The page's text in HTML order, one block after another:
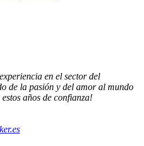
en el sector del
de la pasión y del amor al mundo
años de confianza!